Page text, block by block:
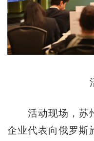
活动现场，苏州
企业代表向俄罗斯